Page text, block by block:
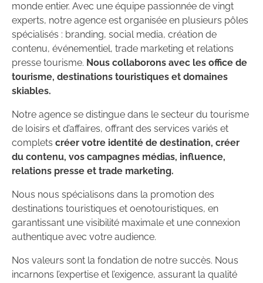
monde entier. Avec une équipe passionnée de vingt
experts, notre agence est organisée en plusieurs pôles
spécialisés : branding, social media, création de
contenu, événementiel, trade marketing et relations
presse tourisme. Nous collaborons avec les office de
tourisme, destinations touristiques et domaines
skiables.
Notre agence se distingue dans le secteur du tourisme
de loisirs et d’affaires, offrant des services variés et
complets créer votre identité de destination, créer
du contenu, vos campagnes médias, influence,
relations presse et trade marketing.
Nous nous spécialisons dans la promotion des
destinations touristiques et oenotouristiques, en
garantissant une visibilité maximale et une connexion
authentique avec votre audience.
Nos valeurs sont la fondation de notre succès. Nous
incarnons l’expertise et l’exigence, assurant la qualité